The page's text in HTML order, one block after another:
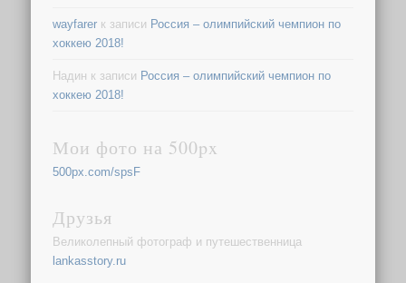
wayfarer к записи Россия – олимпийский чемпион по
хоккею 2018!
Надин к записи Россия – олимпийский чемпион по
хоккею 2018!
Мои фото на 500px
500px.com/spsF
Друзья
Великолепный фотограф и путешественница
lankasstory.ru